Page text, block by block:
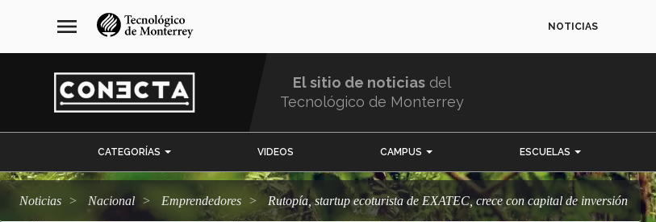
navegación
principal
menu NOTICIAS
El sitio de noticias del
Tecnológico de Monterrey
CATEGORÍAS VIDEOS CAMPUS ESCUELAS
Noticias Nacional emprendedores Rutopía, startup ecoturista de EXATEC, crece con capital de inversión